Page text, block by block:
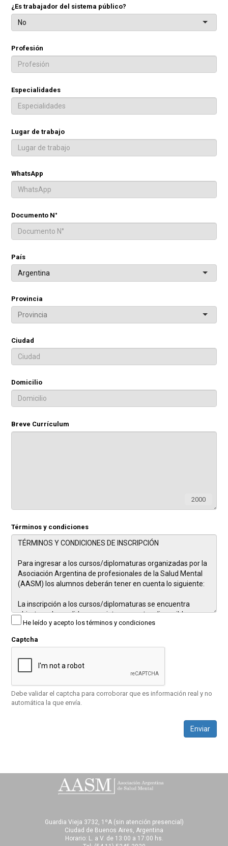
¿Es trabajador del sistema público?
No
Profesión
Especialidades
Lugar de trabajo
WhatsApp
Documento N°
País
Argentina
Provincia
Ciudad
Domicilio
Breve Currículum
2000
Términos y condiciones
He leído y acepto los términos y condiciones
Captcha
Debe validar el captcha para corroborar que es información real y no
automática la que envía.
Enviar
Guardia Vieja 3732, 1ºA (sin atención presencial)
Ciudad de Buenos Aires, Argentina
Horario: L. a V. de 13:00 a 17:00 hs.